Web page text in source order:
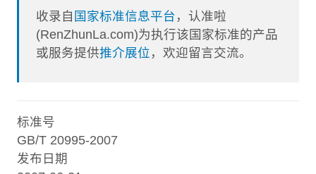
收录自 国家标准信息平台 ，认准啦
(RenZhunLa.com)为执行该国家标准的产品
或服务提供推介展位 ，欢迎留言交流。
标准号
GB/T 20995-2007
发布日期